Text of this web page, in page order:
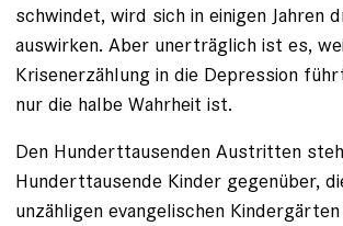
schwindet, wird sich in einigen Jahren
auswirken. Aber unerträglich ist es,
Krisenerzählung in die Depression
nur die halbe Wahrheit ist.
Den Hunderttausenden Austritten
Hunderttausende Kinder gegenüber,
unzähligen evangelischen